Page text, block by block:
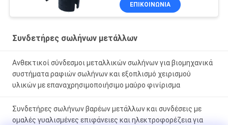
ΕΠΙΚΟΙΝΩΝΊΑ
Συνδετήρες σωλήνων μετάλλων
Ανθεκτικοί σύνδεσμοι μεταλλικών σωλήνων για βιομηχανικά
συστήματα ραφιών σωλήνων και εξοπλισμό χειρισμού
υλικών με επαναχρησιμοποιήσιμο μαύρο φινίρισμα
Συνδετήρες σωλήνων βαρέων μετάλλων και συνδέσεις με
ομαλές γυαλισμένες επιφάνειες και ηλεκτροφορέζεια για